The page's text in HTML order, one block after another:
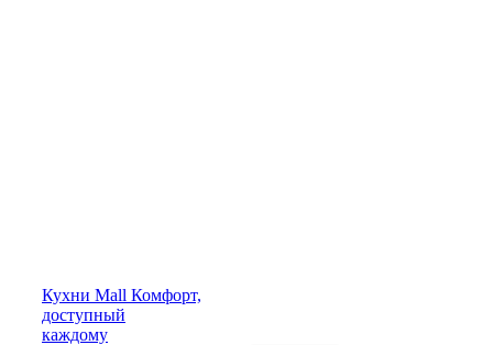
Кухни Mall Комфорт,
доступный
каждому